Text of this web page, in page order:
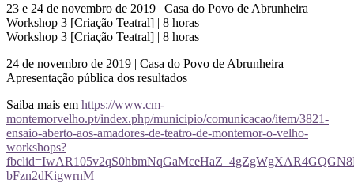
23 e 24 de novembro de 2019 | Casa do Povo de Abrunheira
Workshop 3 [Criação Teatral] | 8 horas
Workshop 3 [Criação Teatral] | 8 horas
24 de novembro de 2019 | Casa do Povo de Abrunheira
Apresentação pública dos resultados
Saiba mais em https://www.cm-
montemorvelho.pt/index.php/municipio/comunicacao/item/3821-
ensaio-aberto-aos-amadores-de-teatro-de-montemor-o-velho-
workshops?
bFzn2dKigwrnM